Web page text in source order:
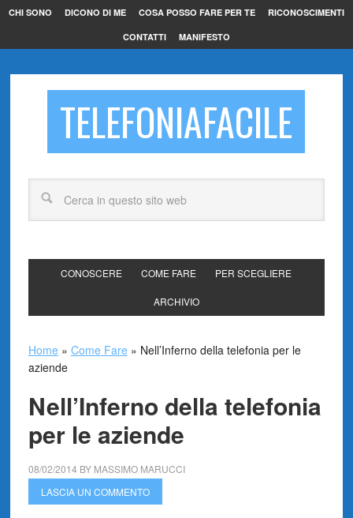
CHI SONO DICONO DI ME COSA POSSO FARE PER TE RICONOSCIMENTI
CONTATTI MANIFESTO
TELEFONIAFACILE
CONOSCERE COME FARE PER SCEGLIERE
ARCHIVIO
Home » Come Fare » Nell’Inferno della telefonia per le
aziende
Nell’Inferno della telefonia
per le aziende
08/02/2014 BY MASSIMO MARUCCI
LASCIA UN COMMENTO